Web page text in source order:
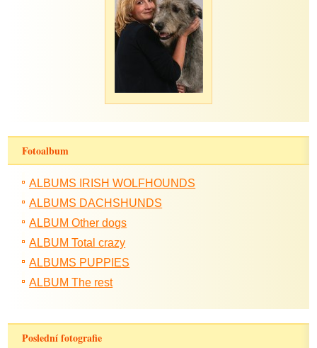
Fotoalbum
ALBUMS IRISH WOLFHOUNDS
ALBUMS DACHSHUNDS
ALBUM Other dogs
ALBUM Total crazy
ALBUMS PUPPIES
ALBUM The rest
Poslední fotografie